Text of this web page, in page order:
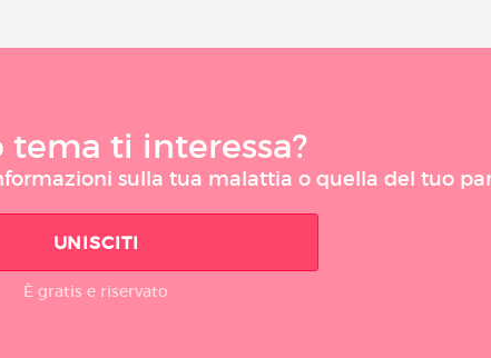
tema ti interessa?
sulla tua malattia o quella del tuo
UNISCITI
È gratis e riservato